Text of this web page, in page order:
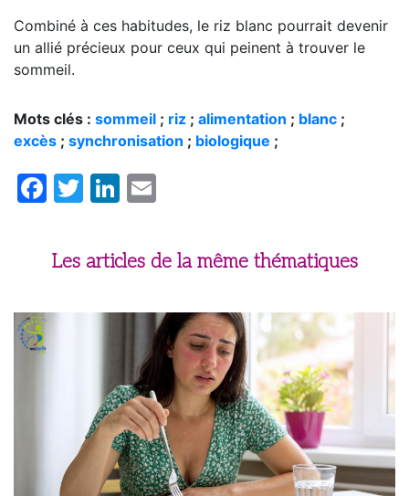
Combiné à ces habitudes, le riz blanc pourrait devenir
un allié précieux pour ceux qui peinent à trouver le
sommeil.
Mots clés : sommeil ; riz ; alimentation ; blanc ;
excès ; synchronisation ; biologique ;
Facebook
TwitterLinkedIn
Les articles de la même thématiques